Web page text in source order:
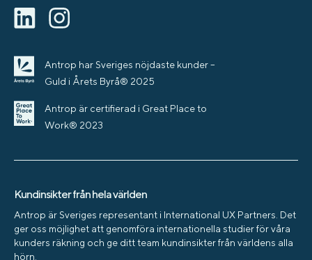
Antrop har Sveriges nöjdaste kunder –
Guld i Årets Byrå® 2025
Antrop är certifierad i Great Place to
Work® 2023
Kundinsikter från hela världen
Antrop är Sveriges representant i International UX Partners. Det
ger oss möjlighet att genomföra internationella studier för våra
kunders räkning och ge ditt team kundinsikter från världens alla
hörn.